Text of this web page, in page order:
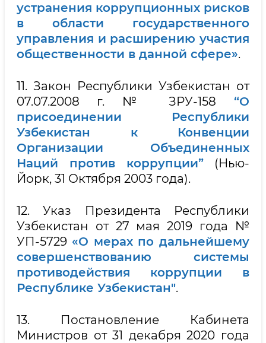
устранения коррупционных рисков
в области государственного
управления и расширению участия
общественности в данной сфере».
11. Закон Республики Узбекистан от
07.07.2008 г. № ЗРУ-158 “О
присоединении Республики
Узбекистан к Конвенции
Организации Объединенных
Наций против коррупции” (Нью-
Йорк, 31 Октября 2003 года).
12. Указ Президента Республики
Узбекистан от 27 мая 2019 года №
УП-5729 «О мерах по дальнейшему
совершенствованию системы
противодействия коррупции в
Республике Узбекистан".
13. Постановление Кабинета
Министров от 31 декабря 2020 года